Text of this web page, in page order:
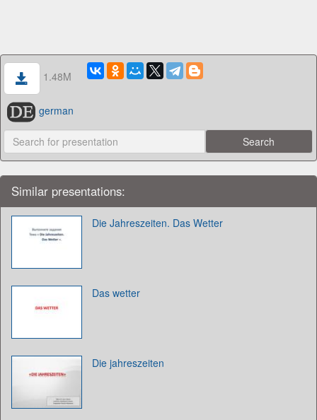
1.48M
german
Similar presentations:
Die Jahreszeiten. Das Wetter
Das wetter
Die jahreszeiten